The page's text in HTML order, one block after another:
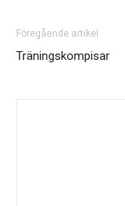
Föregående artikel
Träningskompisar